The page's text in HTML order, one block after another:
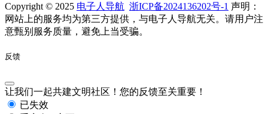
Copyright © 2025 电子人导航 浙ICP备2024136202号-1 声明：
网站上的服务均为第三方提供，与电子人导航无关。请用户注
意甄别服务质量，避免上当受骗。
反馈
让我们一起共建文明社区！您的反馈至关重要！
已失效